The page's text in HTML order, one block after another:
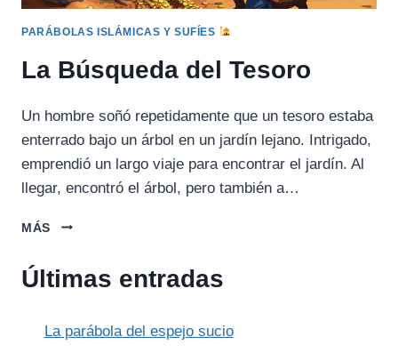
PARÁBOLAS ISLÁMICAS Y SUFÍES
La Búsqueda del Tesoro
Un hombre soñó repetidamente que un tesoro estaba
enterrado bajo un árbol en un jardín lejano. Intrigado,
emprendió un largo viaje para encontrar el jardín. Al
llegar, encontró el árbol, pero también a…
MÁS
LA
TESORO
Últimas entradas
La parábola del espejo sucio